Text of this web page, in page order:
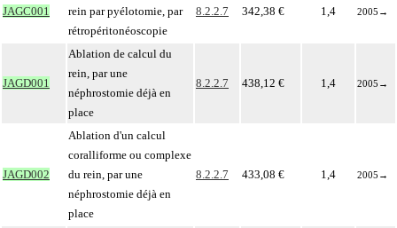
JAGC001
rein par pyélotomie, par
rétropéritonéoscopie
8.2.2.7 342,38 € 1,4 2005 →
JAGD001
Ablation de calcul du
rein, par une
néphrostomie déjà en
place
8.2.2.7 438,12 € 1,4 2005 →
JAGD002
Ablation d'un calcul
coralliforme ou complexe
du rein, par une
néphrostomie déjà en
place
8.2.2.7 433,08 € 1,4 2005 →